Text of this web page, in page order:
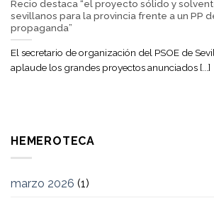
Recio destaca “el proyecto sólido y
sevillanos para la provincia frente a un PP
propaganda”
El secretario de organización del PSOE de
aplaude los grandes proyectos anunciados [...]
HEMEROTECA
marzo 2026 (1)